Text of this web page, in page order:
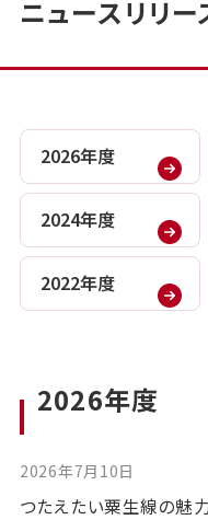
ニュースリリー
2026年度
2024年度
2022年度
2026年度
2026年7月10日
つたえたい粟生線の魅